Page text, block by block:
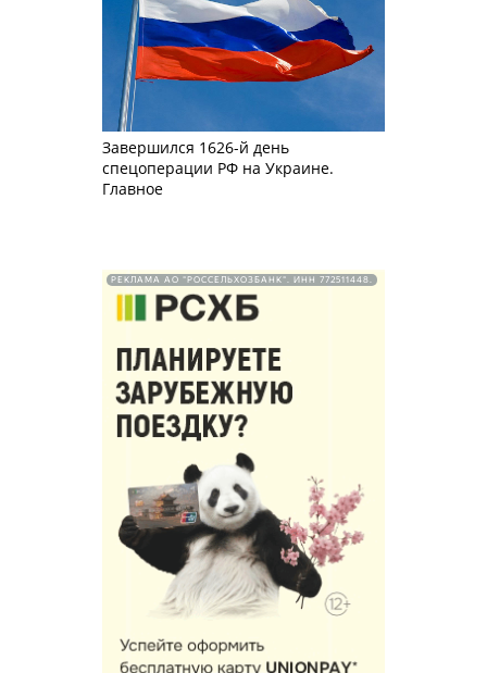
Завершился 1626-й день
спецоперации РФ на Украине.
Главное
РЕКЛАМА АО "РОССЕЛЬХОЗБАНК". ИНН 772511448.